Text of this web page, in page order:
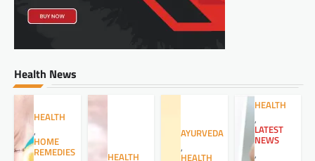
Health News
HEALTH
,
HOME
REMEDIES
HEALTH
AYURVEDA
,
HEALTH
HEALTH
,
LATEST
NEWS
,